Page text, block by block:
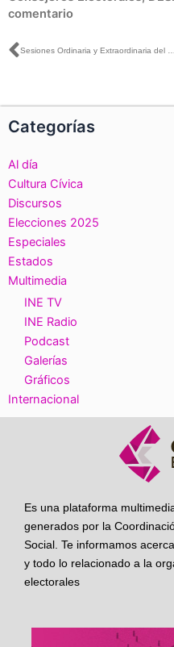
comentario
Ant
Categorías
Al día
Cultura Cívica
Discursos
Elecciones 2025
Especiales
Estados
Multimedia
INE TV
INE Radio
Podcast
Galerías
Gráficos
Internacional
Es una plataforma
generados por la
Social. Te informamos
y todo lo relacionado a la
electorales